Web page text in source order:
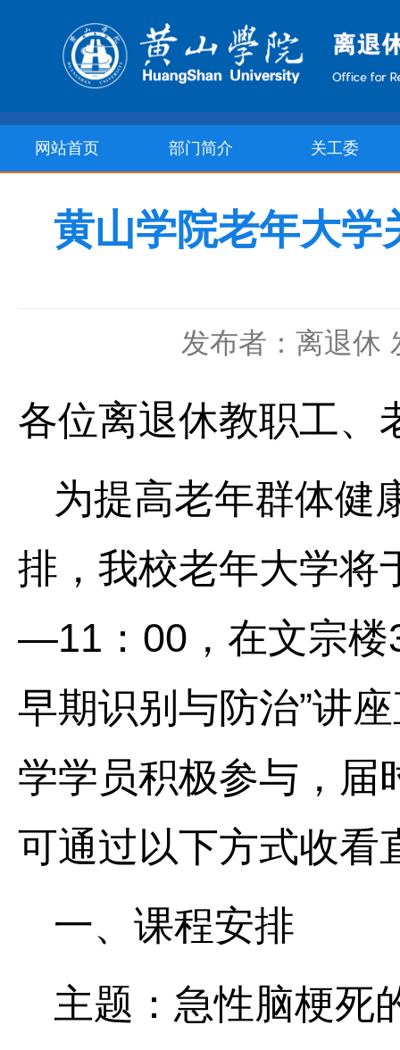
网站首页 部门简介 关工委
黄山学院老年大学
发布者：离退休
各位离退休教职工、
为提高老年群体健
排，我校老年大学将
—11：00，在文宗楼
早期识别与防治”讲
学学员积极参与，届
可通过以下方式收看
一、课程安排
主题：急性脑梗死